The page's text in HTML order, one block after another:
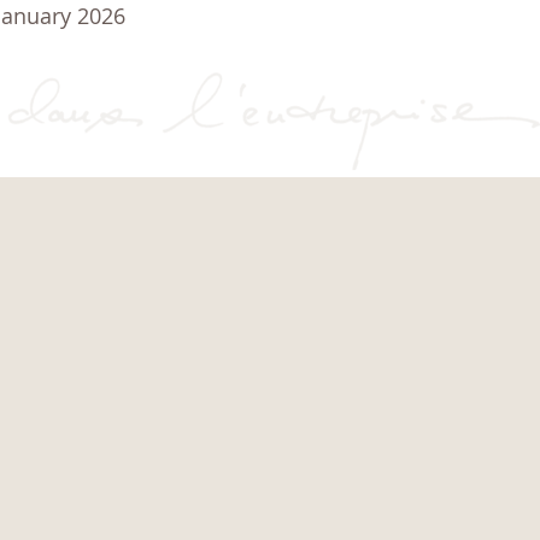
2026